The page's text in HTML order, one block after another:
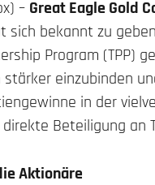
– Great Eagle Gold
sich bekannt zu
Program (TPP)
einzubinden
in der
Beteiligung an
Aktionäre